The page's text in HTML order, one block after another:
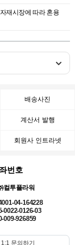
재시장에 따라 혼용
배송사진
계산서 발행
회원사 인트라넷
번호
컬투플라워
04-164228
0022-0126-03
009-926859
1:1 문의하기